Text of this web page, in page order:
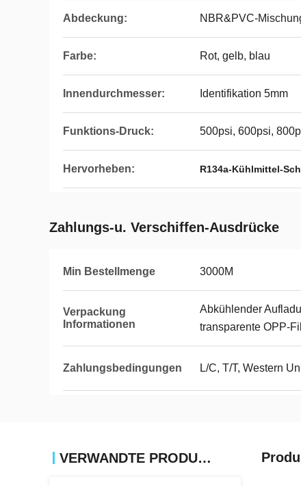
Abdeckung: NBR&PVC-
Farbe: Rot, gelb, blau
Innendurchmesser: Identifikation 5mm
Funktions-Druck: 500psi, 600psi,
Hervorheben: R134a-Kühlmittel-
Zahlungs-u. Verschiffen-Ausdrücke
Min Bestellmenge 3000M
Verpackung
Informationen
Abkühlender
transparente OPP-
Zahlungsbedingungen L/C, T/T, Western
VERWANDTE PRODUKTE